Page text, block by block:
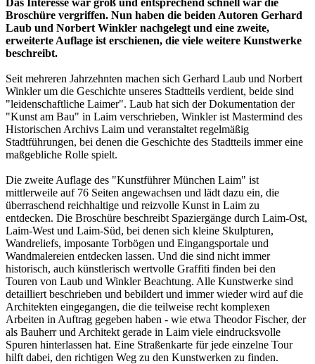
Broschüre vergriffen. Nun haben die beiden Autoren Gerhard
Laub und Norbert Winkler nachgelegt und eine zweite,
erweiterte Auflage ist erschienen, die viele weitere Kunstwerke
beschreibt.
Seit mehreren Jahrzehnten machen sich Gerhard Laub und Norbert
Winkler um die Geschichte unseres Stadtteils verdient, beide sind
"leidenschaftliche Laimer". Laub hat sich der Dokumentation der
"Kunst am Bau" in Laim verschrieben, Winkler ist Mastermind des
Historischen Archivs Laim und veranstaltet regelmäßig
Stadtführungen, bei denen die Geschichte des Stadtteils immer eine
maßgebliche Rolle spielt.
Die zweite Auflage des "Kunstführer München Laim" ist
mittlerweile auf 76 Seiten angewachsen und lädt dazu ein, die
überraschend reichhaltige und reizvolle Kunst in Laim zu
entdecken. Die Broschüre beschreibt Spaziergänge durch Laim-Ost,
Laim-West und Laim-Süd, bei denen sich kleine Skulpturen,
Wandreliefs, imposante Torbögen und Eingangsportale und
Wandmalereien entdecken lassen. Und die sind nicht immer
historisch, auch künstlerisch wertvolle Graffiti finden bei den
Touren von Laub und Winkler Beachtung. Alle Kunstwerke sind
detailliert beschrieben und bebildert und immer wieder wird auf die
Architekten eingegangen, die die teilweise recht komplexen
Arbeiten in Auftrag gegeben haben - wie etwa Theodor Fischer, der
als Bauherr und Architekt gerade in Laim viele eindrucksvolle
Spuren hinterlassen hat. Eine Straßenkarte für jede einzelne Tour
hilft dabei, den richtigen Weg zu den Kunstwerken zu finden.